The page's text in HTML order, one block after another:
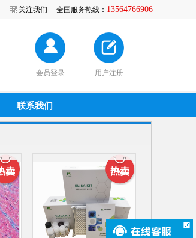
全国服务热线： 13564766906
关注我们
会员登录 用户注册
联系我们